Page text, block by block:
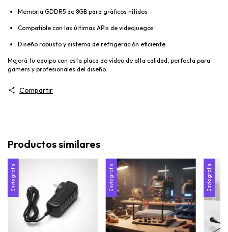
Memoria GDDR5 de 8GB para gráficos nítidos
Compatible con las últimas APIs de videojuegos
Diseño robusto y sistema de refrigeración eficiente
Mejorá tu equipo con esta placa de video de alta calidad, perfecta para
gamers y profesionales del diseño.
Compartir
Productos similares
Envío gratis Envío gratis Envío gratis